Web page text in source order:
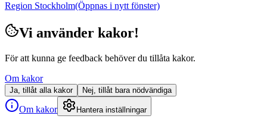
Region Stockholm(Öppnas i nytt fönster)
Vi använder kakor!
För att kunna ge feedback behöver du tillåta kakor.
Om kakor
Ja, tillåt alla kakor Nej, tillåt bara nödvändiga
Om kakor Hantera inställningar